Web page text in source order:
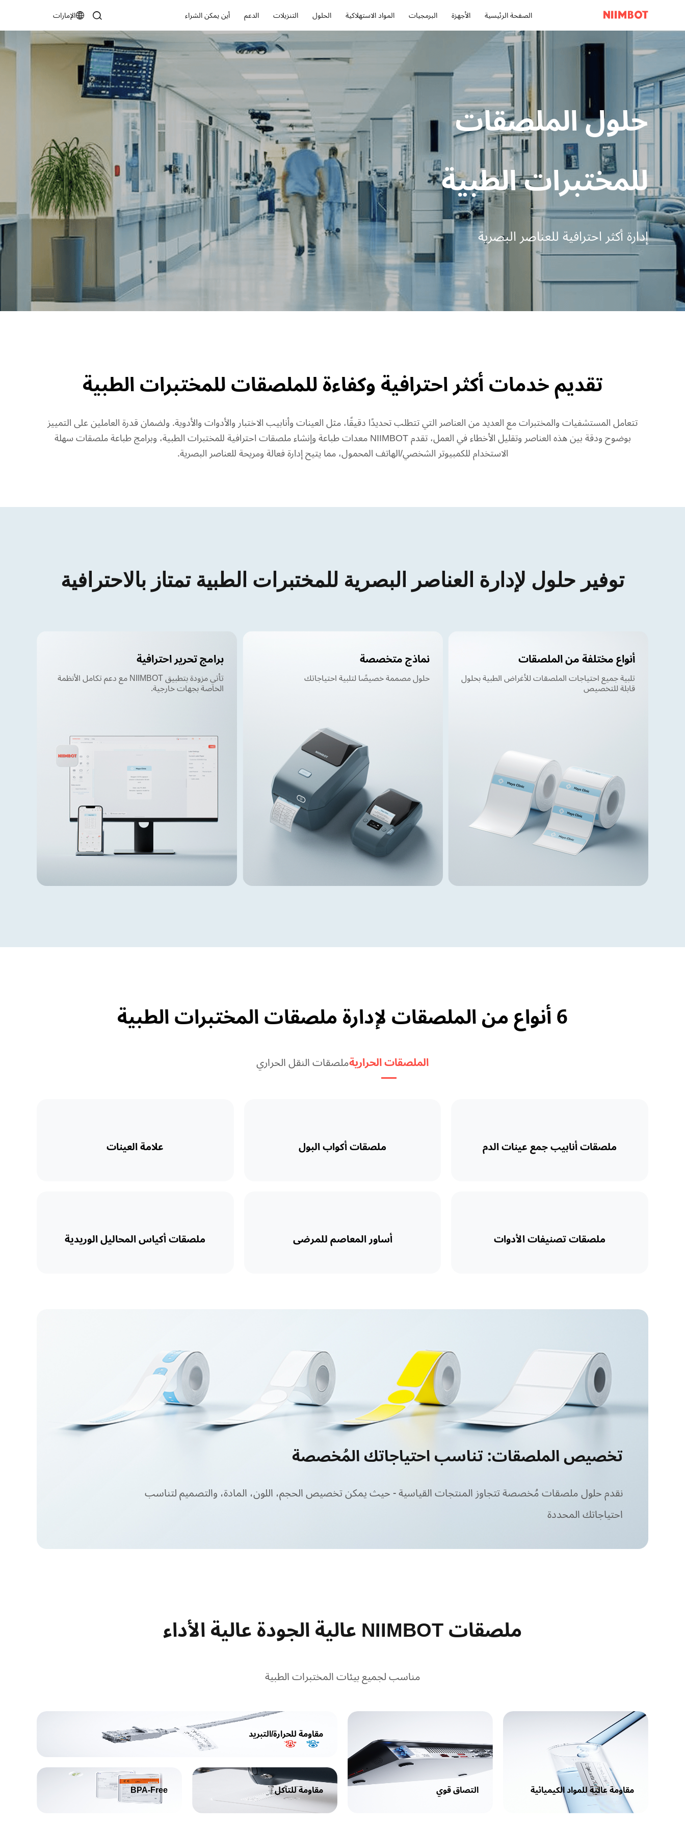
الصفحة الرئيسية الأجهزة البرمجيات المواد الاستهلاكية الحلول التنزيلات الدعم أين يمكن الشراء الإمارات
حلول الملصقات
للمختبرات الطبية
إدارة أكثر احترافية للعناصر البصرية
تقديم خدمات أكثر احترافية وكفاءة للملصقات للمختبرات الطبية
تتعامل المستشفيات والمختبرات مع العديد من العناصر التي تتطلب تحديدًا دقيقًا، مثل العينات وأنابيب الاختبار والأدوات والأدوية. ولضمان قدرة العاملين على التمييز
بوضوح ودقة بين هذه العناصر وتقليل الأخطاء في العمل، تقدم NIIMBOT معدات طباعة وإنشاء ملصقات احترافية للمختبرات الطبية، وبرامج طباعة ملصقات سهلة
الاستخدام للكمبيوتر الشخصي/الهاتف المحمول، مما يتيح إدارة فعالة ومريحة للعناصر البصرية.
توفير حلول لإدارة العناصر البصرية للمختبرات الطبية تمتاز بالاحترافية
أنواع مختلفة من الملصقات
تلبية جميع احتياجات الملصقات للأغراض الطبية بحلول
قابلة للتخصيص
نماذج متخصصة
حلول مصممة خصيصًا لتلبية احتياجاتك
برامج تحرير احترافية
تأتي مزودة بتطبيق NIIMBOT مع دعم تكامل الأنظمة
الخاصة بجهات خارجية.
6 أنواع من الملصقات لإدارة ملصقات المختبرات الطبية
الملصقات الحراريةملصقات النقل الحراري
ملصقات أنابيب جمع عينات الدم ملصقات أكواب البول علامة العينات
ملصقات تصنيفات الأدوات أساور المعاصم للمرضى ملصقات أكياس المحاليل الوريدية
تخصيص الملصقات: تناسب احتياجاتك المُخصصة
نقدم حلول ملصقات مُخصصة تتجاوز المنتجات القياسية - حيث يمكن تخصيص الحجم، اللون، المادة، والتصميم لتناسب
احتياجاتك المحددة
ملصقات NIIMBOT عالية الجودة عالية الأداء
مناسب لجميع بيئات المختبرات الطبية
مقاومة عالية للمواد الكيميائية التصاق قوي
مقاومة للحرارة/التبريد
مقاومة للتآكل BPA-Free